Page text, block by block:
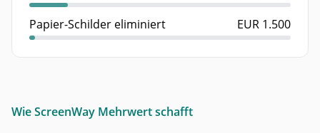
Papier-Schilder eliminiert EUR 1.500
Wie ScreenWay Mehrwert schafft